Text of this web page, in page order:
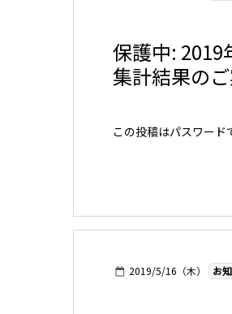
保護中:
集計結果の
この投稿はパスワード
2019/5/16（木） お